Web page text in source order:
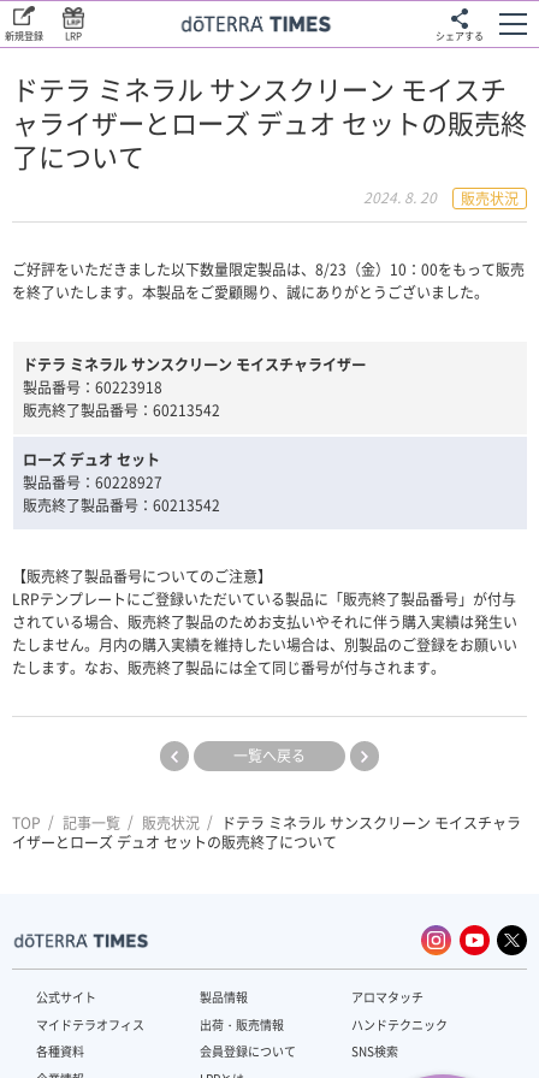
LRP
新規登録 シェアする
ドテラ ミネラル サンスクリーン モイスチ
ャライザーとローズ デュオ セットの販売終
了について
2024. 8. 20 販売状況
ご好評をいただきました以下数量限定製品は、8/23（金）10：00をもって販売
を終了いたします。本製品をご愛顧賜り、誠にありがとうございました。
ドテラ ミネラル サンスクリーン モイスチャライザー
製品番号：60223918
販売終了製品番号：60213542
ローズ デュオ セット
製品番号：60228927
販売終了製品番号：60213542
【販売終了製品番号についてのご注意】
LRPテンプレートにご登録いただいている製品に「販売終了製品番号」が付与
されている場合、販売終了製品のためお支払いやそれに伴う購入実績は発生い
たしません。月内の購入実績を維持したい場合は、別製品のご登録をお願いい
たします。なお、販売終了製品には全て同じ番号が付与されます。
一覧へ戻る
TOP 記事一覧 販売状況
ドテラ ミネラル サンスクリーン モイスチャラ
イザーとローズ デュオ セットの販売終了について
公式サイト
マイドテラオフィス
各種資料
製品情報
出荷・販売情報
会員登録について
アロマタッチ
ハンドテクニック
SNS検索